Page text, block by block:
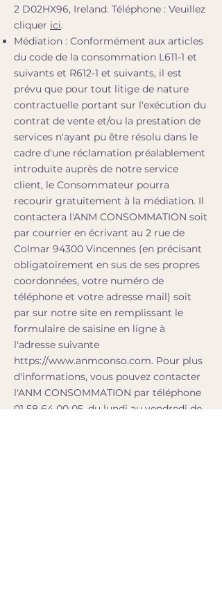
2 D02HX96, Ireland. Téléphone : Veuillez
cliquer ici.
Médiation : Conformément aux articles
du code de la consommation L611-1 et
suivants et R612-1 et suivants, il est
prévu que pour tout litige de nature
contractuelle portant sur l'exécution du
contrat de vente et/ou la prestation de
services n'ayant pu être résolu dans le
cadre d'une réclamation préalablement
introduite auprès de notre service
client, le Consommateur pourra
recourir gratuitement à la médiation. Il
contactera l'ANM CONSOMMATION soit
par courrier en écrivant au 2 rue de
Colmar 94300 Vincennes (en précisant
obligatoirement en sus de ses propres
coordonnées, votre numéro de
téléphone et votre adresse mail) soit
par sur notre site en remplissant le
formulaire de saisine en ligne à
l'adresse suivante
https://www.anmconso.com. Pour plus
d'informations, vous pouvez contacter
l'ANM CONSOMMATION par téléphone
01 58 64 00 05 , du lundi au vendredi de